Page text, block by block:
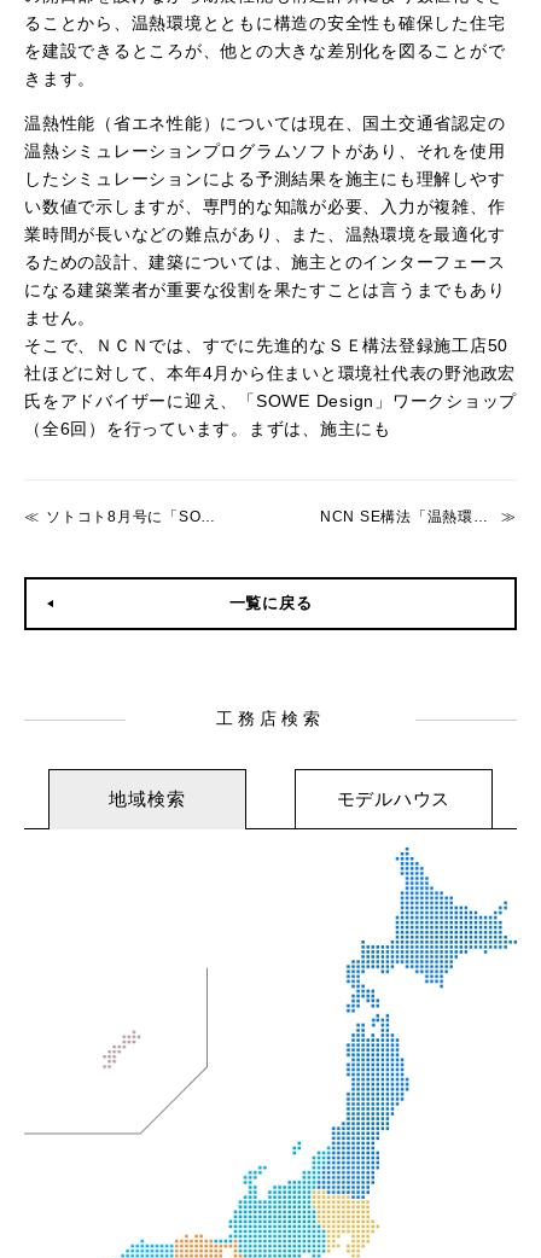
ることから、温熱環境とともに構造の安全性も確保した住宅
を建設できるところが、他との大きな差別化を図ることがで
きます。
温熱性能（省エネ性能）については現在、国土交通省認定の
温熱シミュレーションプログラムソフトがあり、それを使用
したシミュレーションによる予測結果を施主にも理解しやす
い数値で示しますが、専門的な知識が必要、入力が複雑、作
業時間が長いなどの難点があり、また、温熱環境を最適化す
るための設計、建築については、施主とのインターフェース
になる建築業者が重要な役割を果たすことは言うまでもあり
ません。
そこで、ＮＣＮでは、すでに先進的なＳＥ構法登録施工店50
社ほどに対して、本年4月から住まいと環境社代表の野池政宏
氏をアドバイザーに迎え、「SOWE Design」ワークショップ
（全6回）を行っています。まずは、施主にも
ソトコト8月号に「SOWEDesign」が特集されています！ NCN SE構法「温熱環境」分野に本格参入！
一覧に戻る
工務店検索
地域検索 モデルハウス